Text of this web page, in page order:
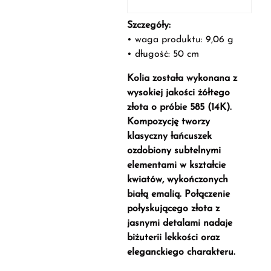
Szczegóły:
• waga produktu: 9,06 g
• długość: 50 cm
Kolia została wykonana z
wysokiej jakości żółtego
złota o próbie 585 (14K).
Kompozycję tworzy
klasyczny łańcuszek
ozdobiony subtelnymi
elementami w kształcie
kwiatów, wykończonych
białą emalią. Połączenie
połyskującego złota z
jasnymi detalami nadaje
biżuterii lekkości oraz
eleganckiego charakteru.